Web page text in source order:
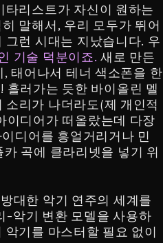
리스트가 자신이 원하는
말해서, 우리 모두가 뛰어
런 시대는 지났습니다. 우
기술 덕분이죠. 새로 만든
태어나서 테너 색소폰을 한
흘러가는 듯한 바이올린 멜
리가 나더라도(제 개인적
이디어가 떠올랐는데 다장
디어를 흥얼거리거나 민
곡에 클라리넷을 넣기 위
대한 악기 연주의 세계를
-악기 변환 모델을 사용하
기를 마스터할 필요 없이